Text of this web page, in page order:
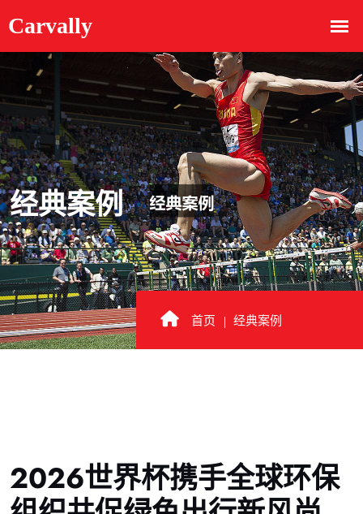
经典案例
首页 经典案例
2026世界杯携手全球环保